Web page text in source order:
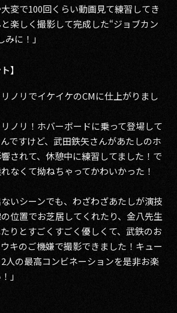
大変で100回くらい動画見て練習してき
楽しく撮影して完成した“ジョブカン
に！」
】
リノリでイケイケのCMに仕上がりまし
ノリ！ホバーボードに乗って登場して
ですけど、武田鉄矢さんがあたしのホ
されて、休憩中に練習してました！で
なくて拗ねちゃってかわいかった！
いシーンでも、わざわざあたしが演技
位置でお芝居してくれたり、金八先生
りとすごくすごく優しくて、武鉄のお
キのご機嫌で撮影できました！キュー
人の最高コンビネーションを是非お楽
」